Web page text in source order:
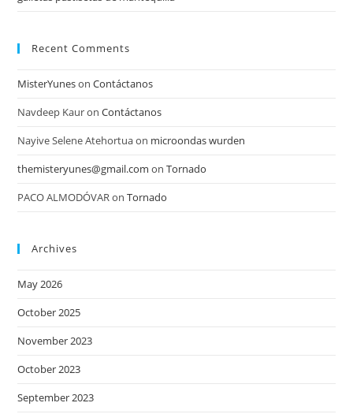
Recent Comments
MisterYunesonContáctanos
Navdeep KauronContáctanos
Nayive Selene Atehortuaon microondas wurden
themisteryunes@gmail.com onTornado
PACO ALMODÓVARonTornado
Archives
May 2026
October 2025
November 2023
October 2023
September 2023